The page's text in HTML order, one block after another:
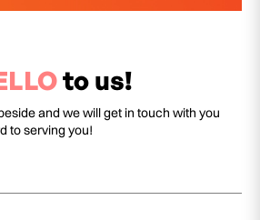
to us!
and we will get in touch with you
to serving you!